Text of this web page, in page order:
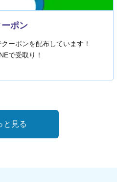
ポン
ーポンを配布しています！
で受取り！
と見る